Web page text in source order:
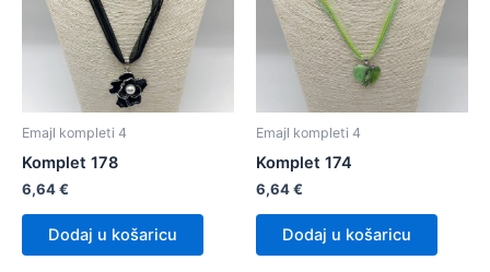
Emajl kompleti 4
Komplet 178
6,64€
Dodaj u košaricu
Emajl kompleti 4
Komplet 174
6,64€
Dodaj u košaricu